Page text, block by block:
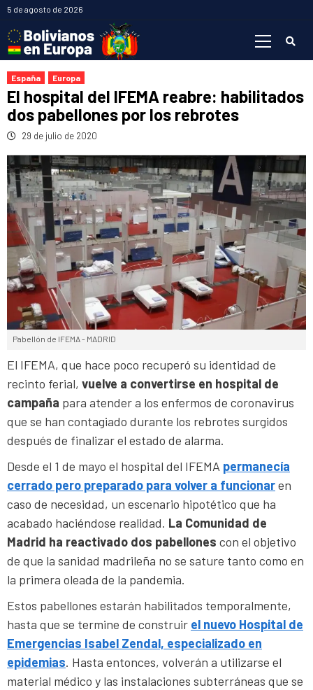
Saltar
contenido
5 de agosto de 2026
España Europa
El hospital del IFEMA reabre: habilitados
dos pabellones por los rebrotes
29 de julio de 2020
Pabellón de IFEMA - MADRID
El IFEMA, que hace poco recuperó su identidad de
recinto ferial, vuelve a convertirse en hospital de
campaña para atender a los enfermos de coronavirus
que se han contagiado durante los rebrotes surgidos
después de finalizar el estado de alarma.
Desde el 1 de mayo el hospital del IFEMA permanecía
cerrado pero preparado para volver a funcionaren
caso de necesidad, un escenario hipotético que ha
acabado haciéndose realidad. La Comunidad de
Madrid ha reactivado dos pabellones con el objetivo
de que la sanidad madrileña no se sature tanto como en
la primera oleada de la pandemia.
Estos pabellones estarán habilitados temporalmente,
hasta que se termine de construir el nuevo Hospital de
Emergencias Isabel Zendal, especializado en
epidemias. Hasta entonces, volverán a utilizarse el
material médico y las instalaciones subterráneas que se